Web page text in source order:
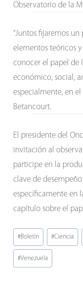
Observatorio de la
“Juntos fijaremos
elementos teóricos
conocer el papel de
económico, social,
especialmente, en
Betancourt.
El presidente del
invitación al
participe en la
clave de
específicamente en
capítulo sobre el
Etiquetas
de
la
#Boletín #Ciencia
#Venezuela